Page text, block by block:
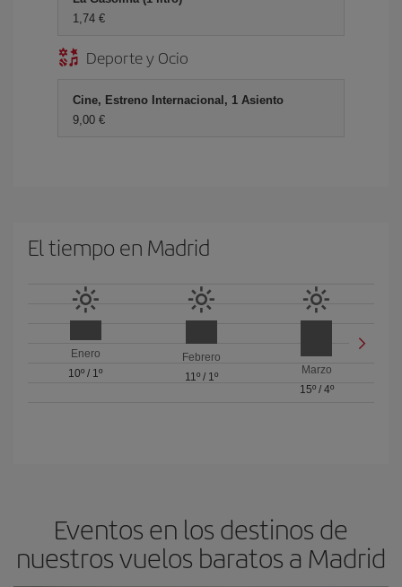
1,74 €
Deporte y Ocio
Cine, Estreno Internacional, 1 Asiento
9,00 €
El tiempo en Madrid
Enero
10º / 1º
Febrero
11º/ 1º
Marzo
15º/ 4º
Eventos en los destinos de
nuestros vuelos baratos a Madrid